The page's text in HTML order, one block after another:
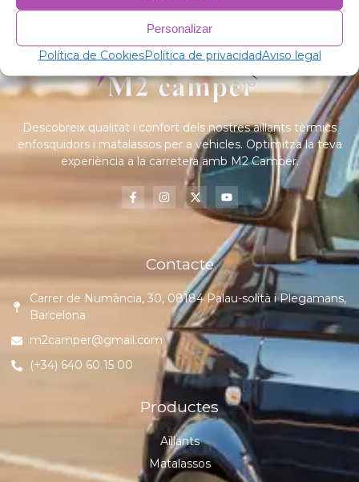
Personalizar
Política de CookiesPolítica de privacidadAviso legal
Descobreix qualitat i confort dels nostres aïllants tèrmics
enfosquidors i matalassos per a vehicles. Optimitza la teva
experiència a la carretera amb M2 Camper.
Contacte
Carrer de Numància, 30, 08184 Palau-solità i Plegamans,
Barcelona
m2camper@gmail.com
(+34) 640 60 15 00
Productes
Aïllants
Matalassos